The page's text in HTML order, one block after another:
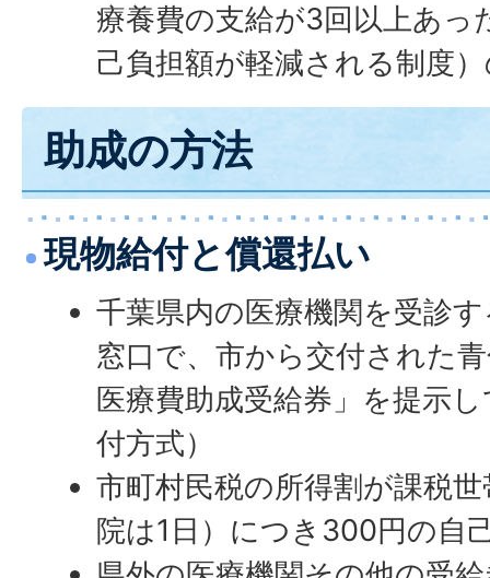
療養費の支給が3回以上あっ
己負担額が軽減される制度
助成の方法
現物給付と償還払い
千葉県内の医療機関を受診
窓口で、市から交付された
医療費助成受給券」を提示
付方式）
市町村民税の所得割が課税
院は1日）につき300円の自